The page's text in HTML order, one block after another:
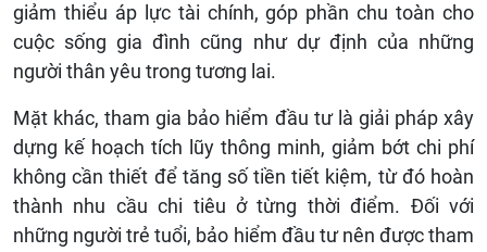
giảm thiểu áp lực tài chính, góp phần chu toàn cho
cuộc sống gia đình cũng như dự định của những
người thân yêu trong tương lai.
Mặt khác, tham gia bảo hiểm đầu tư là giải pháp xây
dựng kế hoạch tích lũy thông minh, giảm bớt chi phí
không cần thiết để tăng số tiền tiết kiệm, từ đó hoàn
thành nhu cầu chi tiêu ở từng thời điểm. Đối với
những người trẻ tuổi, bảo hiểm đầu tư nên được tham